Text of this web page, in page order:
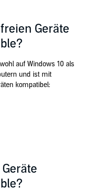
Geräte
auf Windows 10 als
und ist mit
kompatibel: